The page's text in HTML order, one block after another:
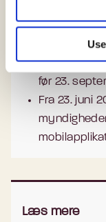
Fra 23.
loven i
websteder
betragtes
før 23.
Fra 23. juni
Læs mere